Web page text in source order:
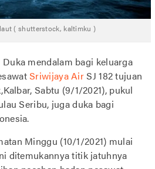
( shutterstock, kaltimku )
Duka mendalam bagi keluarga
Sriwijaya AirSJ 182 tujuan
Sabtu (9/1/2021), pukul
Seribu, juga duka bagi
Minggu (10/1/2021) mulai
ditemukannya titik jatuhnya